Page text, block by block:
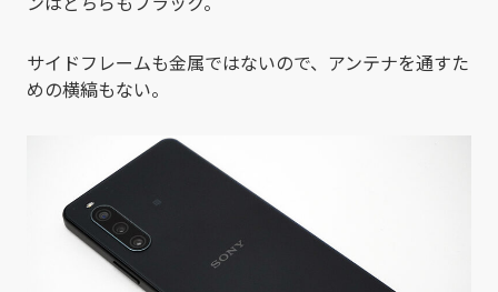
サイドフレームも金属ではないので、アンテナを通すた
めの横縞もない。